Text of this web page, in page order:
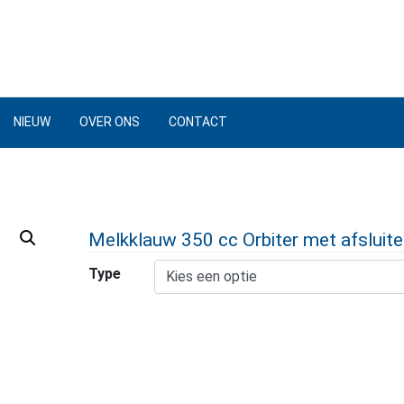
NIEUW OVER ONS CONTACT
Melkklauw 350 cc Orbiter met
Type